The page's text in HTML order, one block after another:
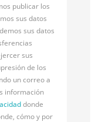
publicar los
sus datos
sus datos
sus
de los
un correo a
información
donde
cómo y por